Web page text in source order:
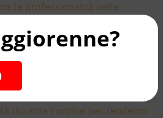
la professionalità nella
durante l'ordine per rendermi